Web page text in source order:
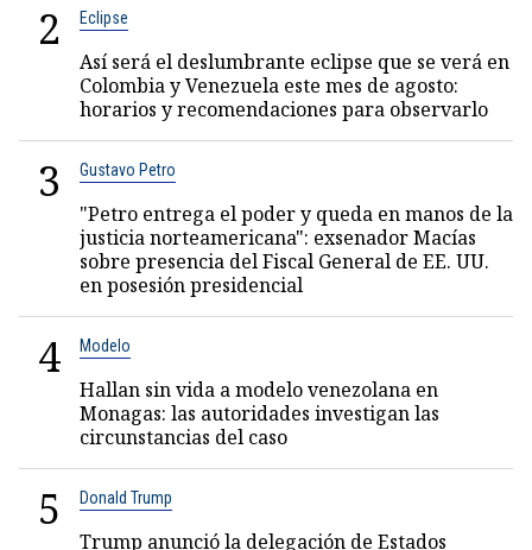
2 Eclipse
Así será el deslumbrante eclipse que se verá en
Colombia y Venezuela este mes de agosto:
horarios y recomendaciones para observarlo
3 Gustavo Petro
"Petro entrega el poder y queda en manos de la
justicia norteamericana": exsenador Macías
sobre presencia del Fiscal General de EE. UU.
en posesión presidencial
4 Modelo
Hallan sin vida a modelo venezolana en
Monagas: las autoridades investigan las
circunstancias del caso
5 Donald Trump
Trump anunció la delegación de Estados